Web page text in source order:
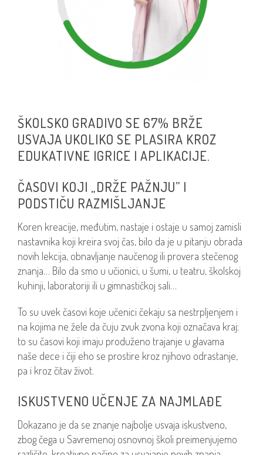
ŠKOLSKO GRADIVO SE 67% BRŽE
USVAJA UKOLIKO SE PLASIRA KROZ
EDUKATIVNE IGRICE I APLIKACIJE.
ČASOVI KOJI „DRŽE PAŽNJU” I
PODSTIČU RAZMIŠLJANJE
Koren kreacije, međutim, nastaje i ostaje u samoj zamisli
nastavnika koji kreira svoj čas, bilo da je u pitanju obrada
novih lekcija, obnavljanje naučenog ili provera stečenog
znanja… Bilo da smo u učionici, u šumi, u teatru, školskoj
kuhinji, laboratoriji ili u gimnastičkoj sali…
To su uvek časovi koje učenici čekaju sa nestrpljenjem i
na kojima ne žele da čuju zvuk zvona koji označava kraj;
to su časovi koji imaju produženo trajanje u glavama
naše dece i čiji eho se prostire kroz njihovo odrastanje,
pa i kroz čitav život.
ISKUSTVENO UČENJE ZA NAJMLAĐE
Dokazano je da se znanje najbolje usvaja iskustveno,
zbog čega u Savremenoj osnovnoj školi preimenjujemo